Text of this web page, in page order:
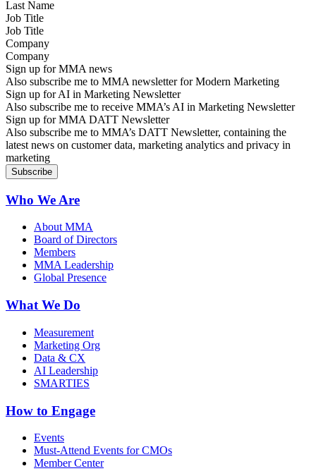
Job Title
Company
Sign up for MMA news
Also subscribe me to MMA newsletter for Modern Marketing
Sign up for AI in Marketing Newsletter
Also subscribe me to receive MMA’s AI in Marketing Newsletter
Sign up for MMA DATT Newsletter
Also subscribe me to MMA’s DATT Newsletter, containing the
latest news on customer data, marketing analytics and privacy in
marketing
Who We Are
About MMA
Board of Directors
Members
MMA Leadership
Global Presence
What We Do
Measurement
Marketing Org
Data & CX
AI Leadership
SMARTIES
How to Engage
Events
Must-Attend Events for CMOs
Member Center